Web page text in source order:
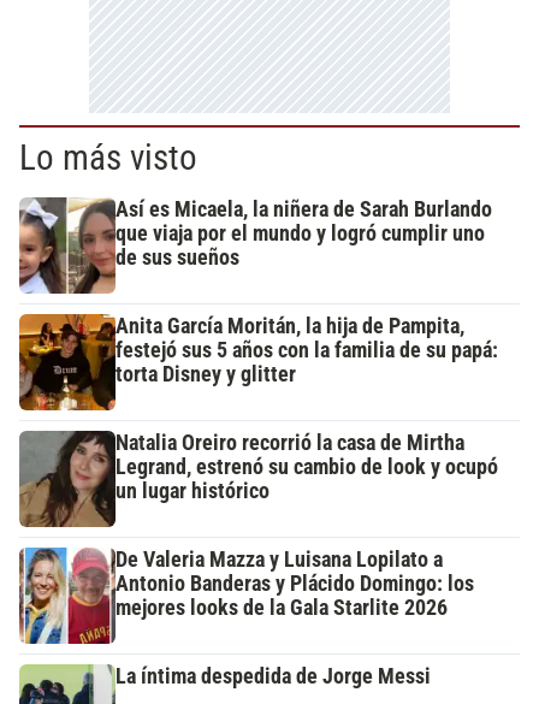
Lo más visto
Así es Micaela, la niñera de Sarah Burlando
que viaja por el mundo y logró cumplir uno
de sus sueños
Anita García Moritán, la hija de Pampita,
festejó sus 5 años con la familia de su papá:
torta Disney y glitter
Natalia Oreiro recorrió la casa de Mirtha
Legrand, estrenó su cambio de look y ocupó
un lugar histórico
De Valeria Mazza y Luisana Lopilato a
Antonio Banderas y Plácido Domingo: los
mejores looks de la Gala Starlite 2026
La íntima despedida de Jorge Messi